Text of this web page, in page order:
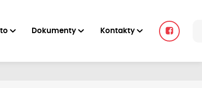
Dokumenty Kontakty